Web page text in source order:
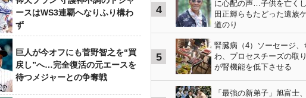
ースはWS3連覇へなりふり構わ
ず
巨人が今オフにも菅野智之を“買
戻し”へ…完全復活の元エースを
待つメジャーとの争奪戦
4
に心配の声…子供を亡く
田正輝らもたどった遺族
道のり
5
腎臓病（4）ソーセージ、
わ、プロセスチーズの取
が腎機能を低下させる
「最強の新弟子」旭富士